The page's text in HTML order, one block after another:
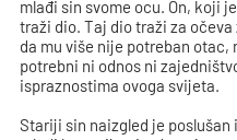
mlađi sin svome ocu. On, koji
traži dio. Taj dio traži za
da mu više nije potreban otac,
potrebni ni odnos ni
ispraznostima ovoga svijeta.
Stariji sin naizgled je